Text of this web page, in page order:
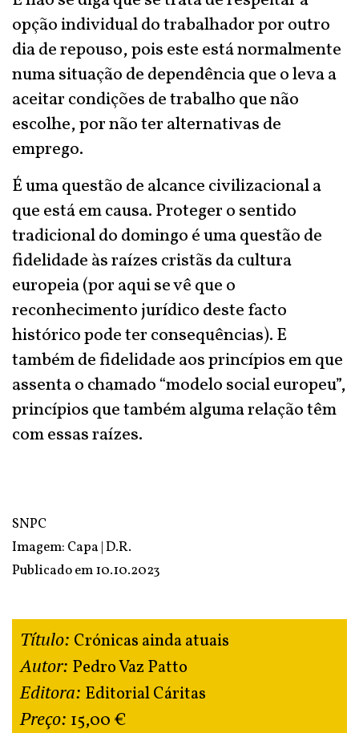
opção individual do trabalhador por outro
dia de repouso, pois este está normalmente
numa situação de dependência que o leva a
aceitar condições de trabalho que não
escolhe, por não ter alternativas de
emprego.
É uma questão de alcance civilizacional a
que está em causa. Proteger o sentido
tradicional do domingo é uma questão de
fidelidade às raízes cristãs da cultura
europeia (por aqui se vê que o
reconhecimento jurídico deste facto
histórico pode ter consequências). E
também de fidelidade aos princípios em que
assenta o chamado “modelo social europeu”,
princípios que também alguma relação têm
com essas raízes.
SNPC
Imagem: Capa | D.R.
Publicado em10.10.2023
Título: Crónicas ainda atuais
Autor: Pedro Vaz Patto
Editora: Editorial Cáritas
Preço: 15,00 €